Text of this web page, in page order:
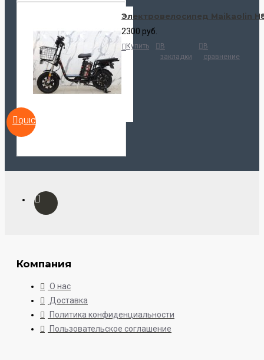
QUICKVIEW
Электровелосипед Maikaolin
2300 руб.
Купить
В
закладки
В
сравнение
Компания
О нас
Доставка
Политика конфиденциальности
Пользовательское соглашение